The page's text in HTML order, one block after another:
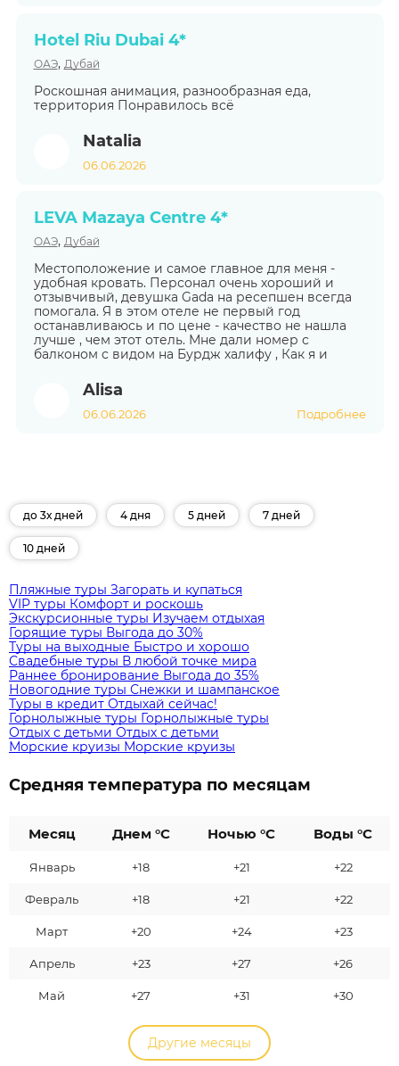
Hotel Riu Dubai 4*
ОАЭ, Дубай
Роскошная анимация, разнообразная еда,
территория Понравилось всё
Natalia
06.06.2026
LEVA Mazaya Centre 4*
ОАЭ, Дубай
Местоположение и самое главное для меня -
удобная кровать. Персонал очень хороший и
отзывчивый, девушка Gada на ресепшен всегда
помогала. Я в этом отеле не первый год
останавливаюсь и по цене - качество не нашла
лучше , чем этот отель. Мне дали номер с
балконом с видом на Бурдж халифу , Как я и
Alisa
06.06.2026 Подробнее
до 3х дней 4 дня 5 дней 7 дней
10 дней
Пляжные туры Загорать и купаться
VIP туры Комфорт и роскошь
Экскурсионные туры Изучаем отдыхая
Горящие туры Выгода до 30%
Туры на выходные Быстро и хорошо
Свадебные туры В любой точке мира
Раннее бронирование Выгода до 35%
Новогодние туры Снежки и шампанское
Туры в кредит Отдыхай сейчас!
Горнолыжные туры Горнолыжные туры
Отдых с детьми Отдых с детьми
Морские круизы Морские круизы
Средняя температура по месяцам
Месяц Днем °C Ночью °C Воды °C
Январь +18 +21 +22
Февраль +18 +21 +22
Март +20 +24 +23
Апрель +23 +27 +26
Май +27 +31 +30
Другие месяцы